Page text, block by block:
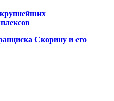
крупнейших
Скорину и его